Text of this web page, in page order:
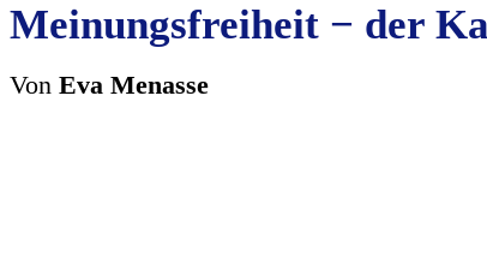
Meinungsfreiheit − der
Von Eva Menasse